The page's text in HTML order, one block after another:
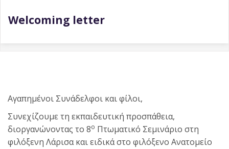
Welcoming letter
Αγαπημένοι Συνάδελφοι και φίλοι,
Συνεχίζουμε τη εκπαιδευτική προσπάθεια,
διοργανώνοντας το 8ο Πτωματικό Σεμινάριο στη
φιλόξενη Λάρισα και ειδικά στο φιλόξενο Ανατομείο